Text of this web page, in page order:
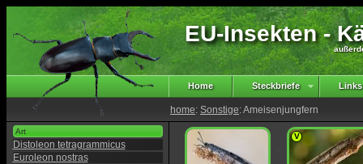
EU-Insekten -
Home Steckbriefe Links
home: Sonstige: Ameisenjungfern
Art
Distoleon tetragrammicus
Euroleon nostras
V